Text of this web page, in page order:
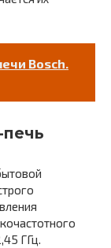
Bosch.
ГГц.